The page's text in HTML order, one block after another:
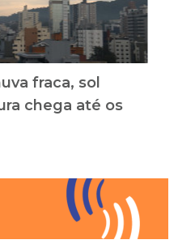
fraca, sol
chega até os